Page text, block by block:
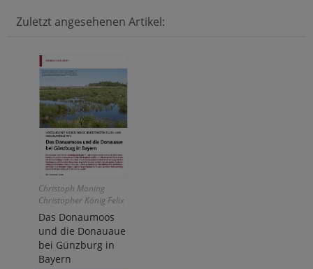
Zuletzt angesehenen Artikel:
Christoph Moning
Christopher König Felix
Weiß
Das Donaumoos
und die Donauaue
bei Günzburg in
Bayern